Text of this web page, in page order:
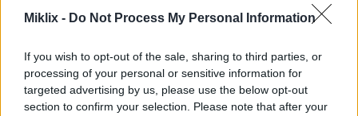
Miklix - Do Not Process My Personal Information
If you wish to opt-out of the sale, sharing to third parties, or
processing of your personal or sensitive information for
targeted advertising by us, please use the below opt-out
section to confirm your selection. Please note that after your
Hiljuti töötasin projekti kallal, kus pidin haldama
mõningaid kohandatud finantsdimensioone. Kuigi
olid minu arendusliivakastis ainult Microsofti vaike-
Contoso andmed, seega polnud vajalikud
dimensioonid saadaval.